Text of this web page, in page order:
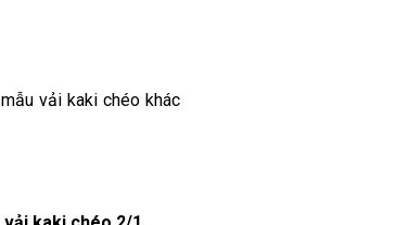
vải kaki chéo khác